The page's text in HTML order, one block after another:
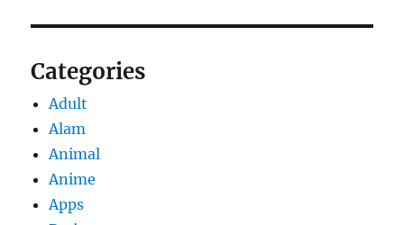
Categories
Adult
Alam
Animal
Anime
Apps